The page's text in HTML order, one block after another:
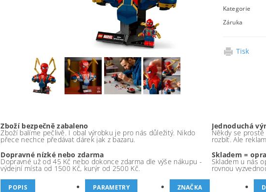
Kategorie
Záruka
Tisk
Zboží bezpečně zabaleno
Zboží balíme pečlivě. I obal výrobku je pro nás důležitý. Nikdo
přece nechce předávat dárek jak z bazaru.
Jednoduchá
Někdy se
rozbít. Ale
Dopravné nízké nebo zdarma
Dopravné už od 45 Kč nebo dokonce zdarma dle výše nákupu -
výdejní místa od 1500 Kč, kurýr od 2500 Kč.
Skladem =
Skladem u nás
rovnou
POPIS PARAMETRY ZNAČKA